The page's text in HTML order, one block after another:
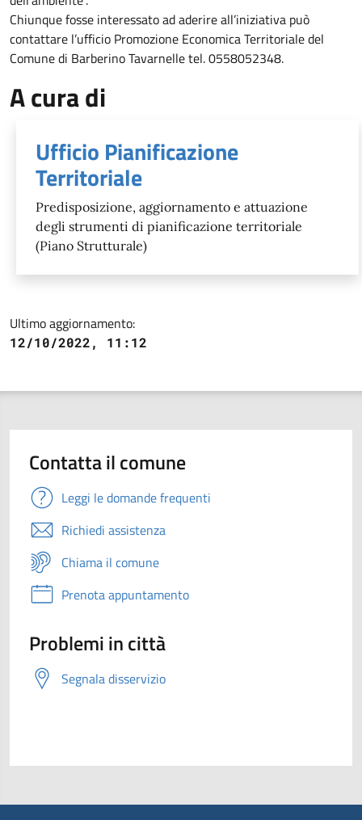
Chiunque fosse interessato ad aderire all’iniziativa può
contattare l’ufficio Promozione Economica Territoriale del
Comune di Barberino Tavarnelle tel. 0558052348.
A cura di
Ufficio Pianificazione
Territoriale
Predisposizione, aggiornamento e attuazione
degli strumenti di pianificazione territoriale
(Piano Strutturale)
Ultimo aggiornamento:
12/10/2022, 11:12
Contatta il comune
Leggi le domande frequenti
Richiedi assistenza
Chiama il comune
Prenota appuntamento
Problemi in città
Segnala disservizio